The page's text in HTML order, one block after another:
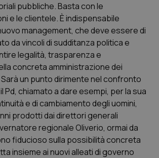
Sanitari.AI
& coronaropatie
pubbliche. Basta con le
e le clientele. È indispensabile
management, che deve essere di
da vincoli di sudditanza politica e
legalità, trasparenza e
concreta amministrazione dei
un punto dirimente nel confronto
Pd, chiamato a dare esempi, per la sua
e di cambiamento degli uomini,
prodotti dai direttori generali
regionale Oliverio, ormai da
fiducioso sulla possibilità concreta
insieme ai nuovi alleati di governo